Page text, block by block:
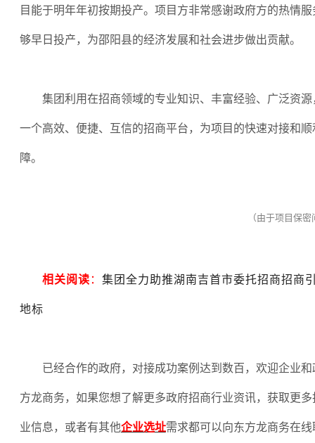
目能于明年年初按期投产。项目方非常感谢政府方的热情
够早日投产，为邵阳县的经济发展和社会进步做出贡献。
集团利用在招商领域的专业知识、丰富经验、广泛资源
一个高效、便捷、互信的招商平台，为项目的快速对接和
障。
（由于项目保
相关阅读 ： 集团全力助推湖南吉首市委托招商招商
地标
已经合作的政府，对接成功案例达到数百，欢迎企业
方龙商务，如果您想了解更多政府招商行业资讯，获取更
业信息，或者有其他企业选址需求都可以向东方龙商务在